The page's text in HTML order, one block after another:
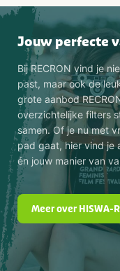
Jouw perfecte
Bij RECRON vind je
past, maar ook de
grote aanbod
overzichtelijke filters
samen. Of je nu met
pad gaat, hier vind je
én jouw manier van
Meer over HISWA-